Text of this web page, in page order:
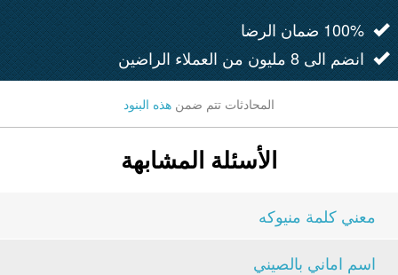
100% ضمان الرضا
انضم الى 8 مليون من العملاء الراضين
المحادثات تتم ضمن هذه البنود
الأسئلة المشابهة
معني كلمة منيوكه
اسم اماني بالصيني